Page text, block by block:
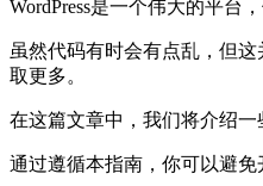
WordPress是一个伟大的平台
虽然代码有时会有点乱，但
取更多。
在这篇文章中，我们将介绍
通过遵循本指南，你可以避免